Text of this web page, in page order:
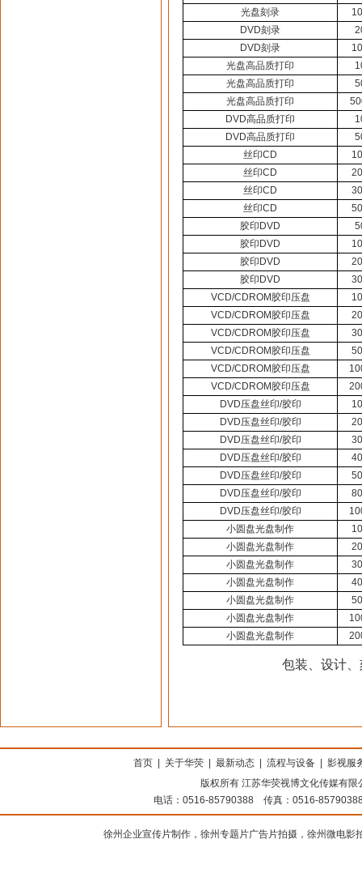
光盘刻录
DVD刻录
DVD刻录
光盘高品质打印
光盘高品质打印
光盘高品质打印
DVD高品质打印
DVD高品质打印
丝印CD
丝印CD
丝印CD
丝印CD
胶印DVD
胶印DVD
胶印DVD
胶印DVD
VCD/CDROM胶印压盘
VCD/CDROM胶印压盘
VCD/CDROM胶印压盘
VCD/CDROM胶印压盘
VCD/CDROM胶印压盘
VCD/CDROM胶印压盘
DVD压盘丝印/胶印
DVD压盘丝印/胶印
DVD压盘丝印/胶印
DVD压盘丝印/胶印
DVD压盘丝印/胶印
DVD压盘丝印/胶印
DVD压盘丝印/胶印
小圆盘光盘制作
小圆盘光盘制作
小圆盘光盘制作
小圆盘光盘制作
小圆盘光盘制作
小圆盘光盘制作
小圆盘光盘制作
包装、设计
首页 关于华荧 最新动态 流程与设备
影视服
版权所有 江苏华荧视博文化传媒有
电话：0516-85790388 传真：0516-
徐州企业宣传片制作，徐州专题片广告片拍摄，徐州微电